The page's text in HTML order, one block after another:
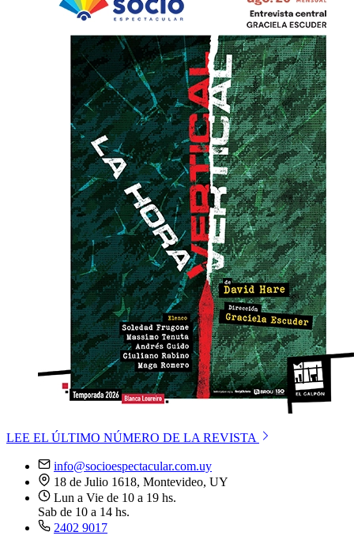
LEE EL ÚLTIMO NÚMERO DE LA REVISTA
info@socioespectacular.com.uy
18 de Julio 1618, Montevideo, UY
Lun a Vie de 10 a 19 hs.
Sab de 10 a 14 hs.
2402 9017